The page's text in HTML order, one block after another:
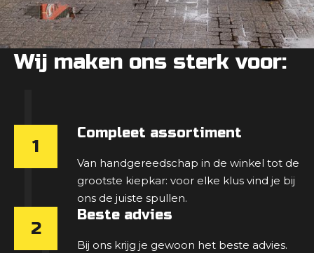
Wij maken ons sterk voor:
1
Compleet assortiment
Van handgereedschap in de winkel tot de
grootste kiepkar: voor elke klus vind je bij
ons de juiste spullen.
2
Beste advies
Bij ons krijg je gewoon het beste advies.